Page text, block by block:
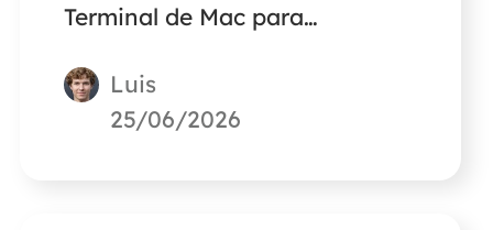
Terminal de Mac para
archivo o directorio no
encontrado con los comandos
Luis
25/06/2026